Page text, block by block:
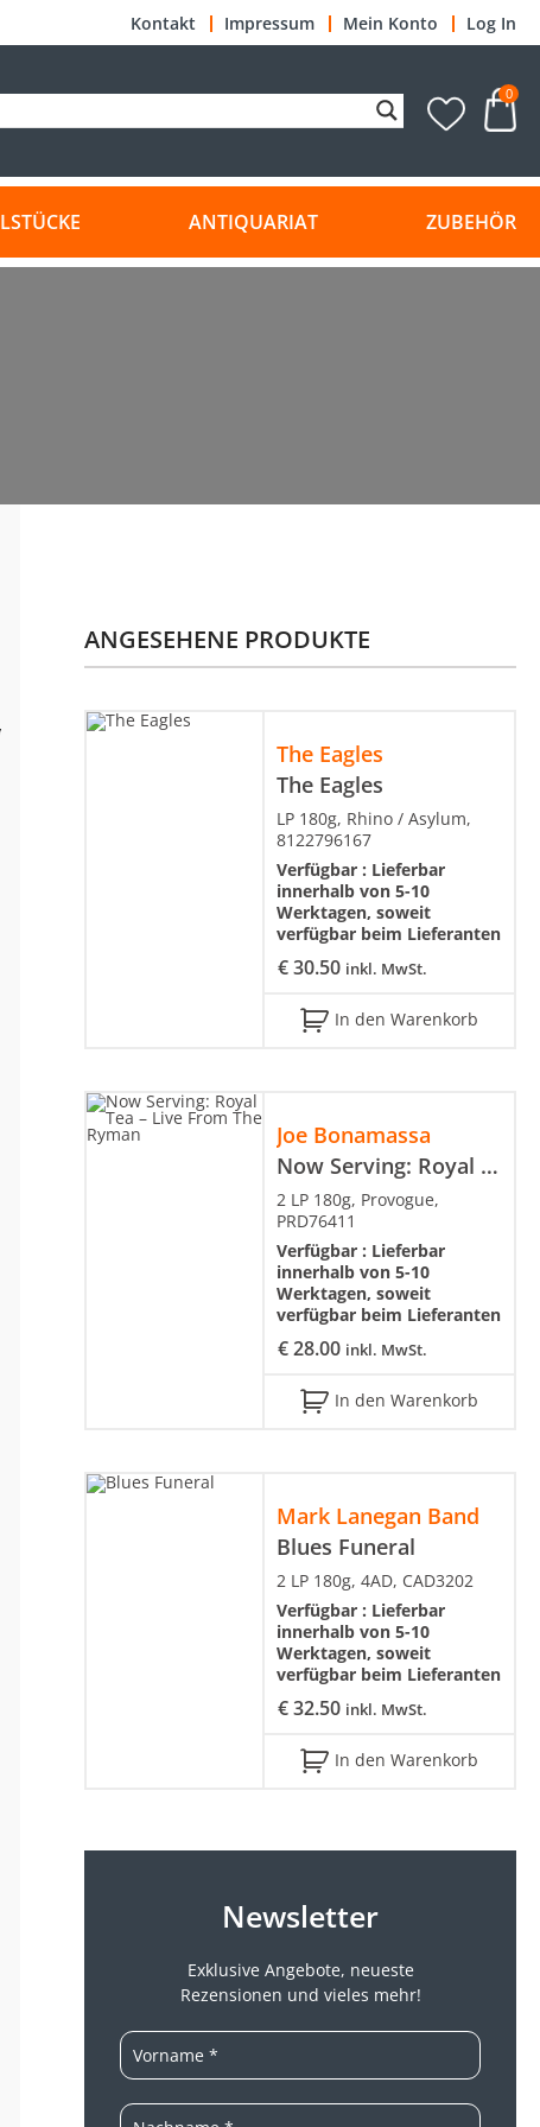
Kontakt Impressum Mein Konto Log In
0
ANTIQUARIAT ZUBEHÖR
ANGESEHENE PRODUKTE
The Eagles
The Eagles
€30.50 inkl. MwSt.
LP 180g, Rhino / Asylum,
8122796167
Verfügbar : Lieferbar
innerhalb von 5-10
Werktagen, soweit
verfügbar beim Lieferanten
In den Warenkorb
Joe Bonamassa
Now Serving: Royal Tea – Live From The Ryman
€28.00 inkl. MwSt.
2 LP 180g, Provogue,
PRD76411
Verfügbar : Lieferbar
innerhalb von 5-10
Werktagen, soweit
verfügbar beim Lieferanten
In den Warenkorb
Mark Lanegan Band
Blues Funeral
€32.50 inkl. MwSt.
2 LP 180g, 4AD, CAD3202
Verfügbar : Lieferbar
innerhalb von 5-10
Werktagen, soweit
verfügbar beim Lieferanten
In den Warenkorb
Newsletter
Exklusive Angebote, neueste
Rezensionen und vieles mehr!